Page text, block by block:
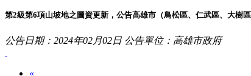
第2級第6項山坡地之圖資更新，公告高雄市（鳥松區、仁武區、大樹
公告日期：2024年02月02日 公告單位：高雄市政府
«